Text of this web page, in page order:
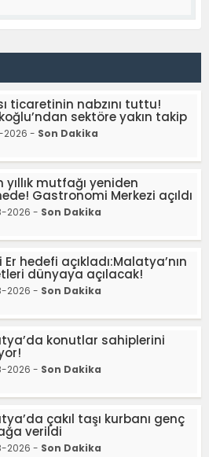
ticaretinin nabzını tuttu!
sektöre yakın takip
2026 - Son Dakika
yıllık mutfağı yeniden
Gastronomi Merkezi açıldı
2026 - Son Dakika
Er hedefi açıkladı:Malatya’nın
dünyaya açılacak!
2026 - Son Dakika
konutlar sahiplerini
2026 - Son Dakika
çakıl taşı kurbanı genç
verildi
2026 - Son Dakika